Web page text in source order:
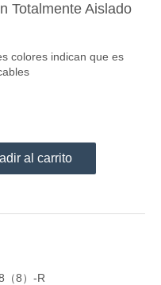
Totalmente Aislado
colores indican que es
al carrito
（8）-R